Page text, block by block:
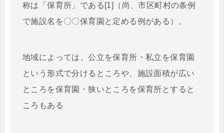
称は「保育所」である[1]（尚、市区町村の条例
で施設名を〇〇保育園と定める例がある）。
地域によっては、公立を保育所・私立を保育園
という形式で分けるところや、施設面積が広い
ところを保育園・狭いところを保育所とすると
ころもある